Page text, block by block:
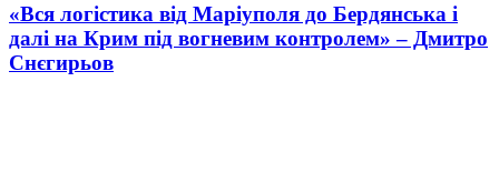
«Вся логістика від Маріуполя до Бердянська і
далі на Крим під вогневим контролем» – Дмитро
Снєгирьов